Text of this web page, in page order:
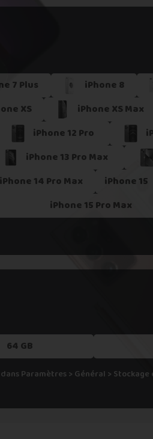
dire que nous ne le reprenons
7 Plus iPhone 8
XS iPhone XS Max
iPhone 12 Pro
iPhone 13 Pro Max
iPhone 14 Pro Max iPhone 15
iPhone 15 Pro Max
64 GB
Paramètres > Général > Stockage